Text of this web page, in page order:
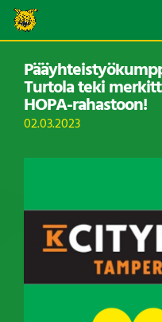
Turtola teki
HOPA-rahastoon!
02.03.2023